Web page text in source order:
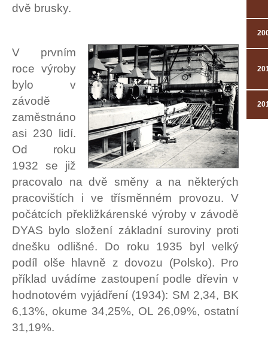
dvě brusky.
V prvním
roce výroby
bylo v
závodě
zaměstnáno
asi 230 lidí.
Od roku
1932 se již
pracovalo na dvě směny a na některých
pracovištích i ve třísměnném provozu. V
počátcích překližkárenské výroby v závodě
DYAS bylo složení základní suroviny proti
dnešku odlišné. Do roku 1935 byl velký
podíl olše hlavně z dovozu (Polsko). Pro
příklad uvádíme zastoupení podle dřevin v
hodnotovém vyjádření (1934): SM 2,34, BK
6,13%, okume 34,25%, OL 26,09%, ostatní
31,19%.